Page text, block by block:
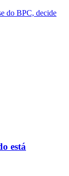
do BPC, decide
está